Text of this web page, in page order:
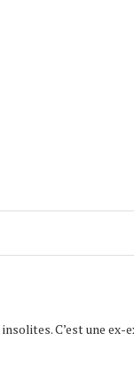
C’est une